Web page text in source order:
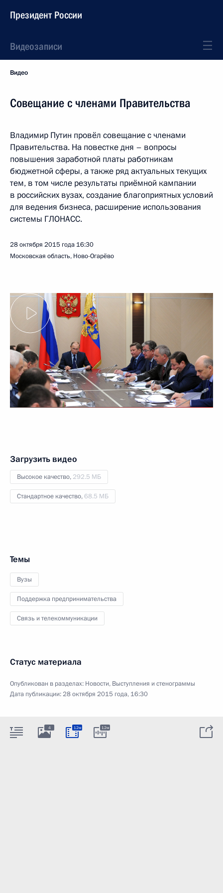
Президент России
Видеозаписи
Видео
Совещание с членами Правительства
Владимир Путин провёл совещание с членами
Правительства. На повестке дня – вопросы
повышения заработной платы работникам
бюджетной сферы, а также ряд актуальных текущих
тем, в том числе результаты приёмной кампании
в российских вузах, создание благоприятных условий
для ведения бизнеса, расширение использования
системы ГЛОНАСС.
28 октября 2015 года 16:30
Московская область, Ново-Огарёво
Загрузить видео
Высокое качество, 292.5 МБ
Стандартное качество,68.5 МБ
Темы
Вузы
Поддержка предпринимательства
Связь и телекоммуникации
Статус материала
Опубликован в разделах: Новости, Выступления и стенограммы
Дата публикации:28 октября 2015 года, 16:30
4 12м 12м